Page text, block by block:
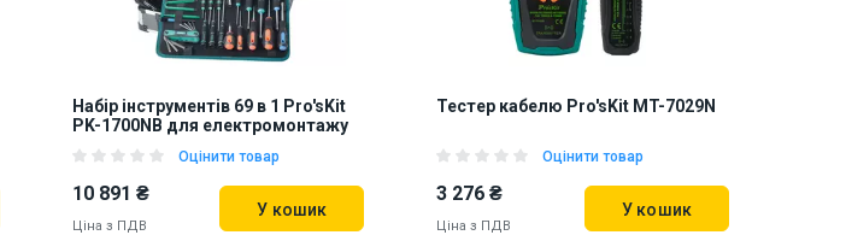
Набір інструментів 69 в 1 Pro'sKit
PK-1700NB для електромонтажу
Оцінити товар
10 891 ₴
Ціна з ПДВ
У кошик
Тестер кабелю Pro'sKit MT-7029N
Оцінити товар
3 276 ₴
Ціна з ПДВ
У кошик